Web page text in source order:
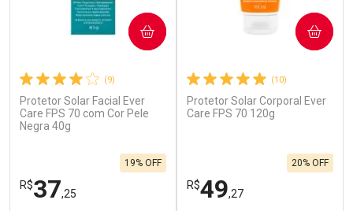
Ativar Desconto
Comprar sem Desconto
Ativar Desconto
(9)
Protetor Solar Facial Ever
Care FPS 70 com Cor Pele
Negra 40g
R$37,25
19% OFF
COMPRAR
(10)
Protetor Solar Corporal Ever
Care FPS 70 120g
R$49,27
20% OFF
COMPRAR